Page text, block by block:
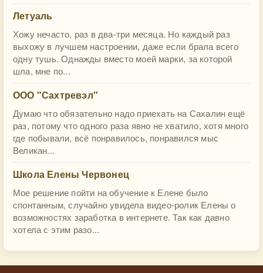
Летуаль
Хожу нечасто, раз в два-три месяца. Но каждый раз
выхожу в лучшем настроении, даже если брала всего
одну тушь. Однажды вместо моей марки, за которой
шла, мне по...
ООО "Сахтревэл"
Думаю что обязательно надо приехать на Сахалин ещё
раз, потому что одного раза явно не хватило, хотя много
где побывали, всё понравилось, понравился мыс
Великан...
Школа Елены Червонец
Мое решение пойти на обучение к Елене было
спонтанным, случайно увидела видео-ролик Елены о
возможностях заработка в интернете. Так как давно
хотела с этим разо...